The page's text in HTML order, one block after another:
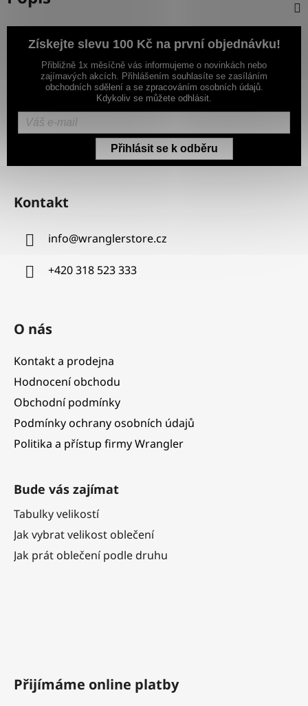
Získejte slevu 100 Kč na první objednávku!
Přibližně 1x měsíčně vás informujeme o novinkách nebo
zajímavých akcích. Přihlášením souhlasíte se zasíláním
obchodních sdělení a se zpracováním osobních údajů.
Kdykoliv se můžete odhlásit.
Přihlásit se k odběru
Z
Kontakt
info@wranglerstore.cz
+420 318 523 333
O nás
Kontakt a prodejna
Hodnocení obchodu
Obchodní podmínky
Podmínky ochrany osobních údajů
Politika a přístup firmy Wrangler
Bude vás zajímat
Tabulky velikostí
Jak vybrat velikost oblečení
Jak prát oblečení podle druhu
Přijímáme online platby